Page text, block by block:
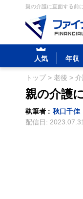
親の介護に直面する前
人気 年収
トップ> 老後 > 介
親の介護
執筆者 : 秋口千佳
配信日: 2023.07.31